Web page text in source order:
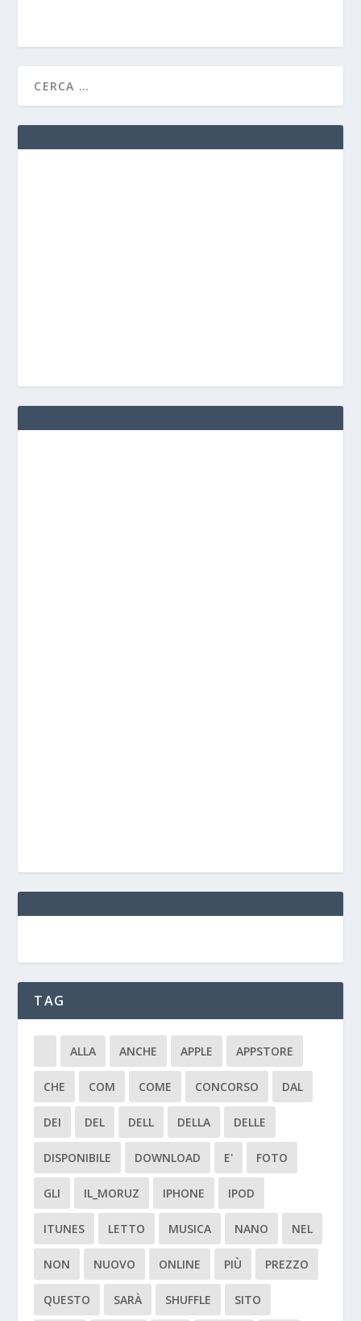
TAG
ALLA ANCHE APPLE APPSTORE
CHE COM COME CONCORSO DAL
DEI DEL DELL DELLA DELLE
DISPONIBILE DOWNLOAD E' FOTO
GLI IL_MORUZ IPHONE IPOD
ITUNES LETTO MUSICA NANO NEL
NON NUOVO ONLINE PIÙ PREZZO
QUESTO SARÀ SHUFFLE SITO